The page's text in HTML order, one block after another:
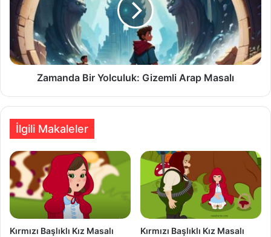
Arap
Masalı
Zamanda Bir Yolculuk: Gizemli Arap Masalı
İlgili Makaleler
Kırmızı Başlıklı Kız Masalı Kırmızı Başlıklı Kız Masalı